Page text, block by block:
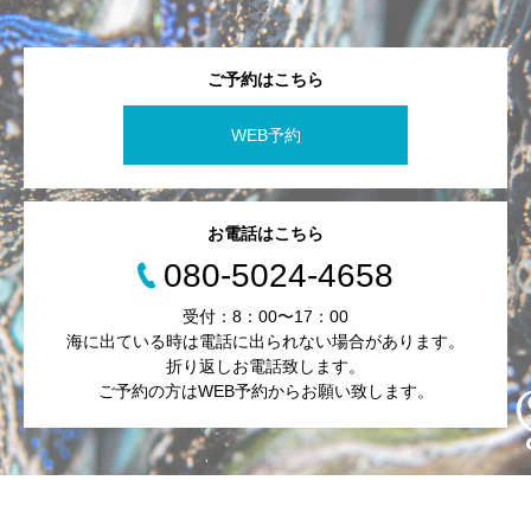
ご予約はこちら
WEB予約
お電話はこちら
080-5024-4658
受付：8：00〜17：00
海に出ている時は電話に出られない場合があります。
折り返しお電話致します。
ご予約の方はWEB予約からお願い致します。